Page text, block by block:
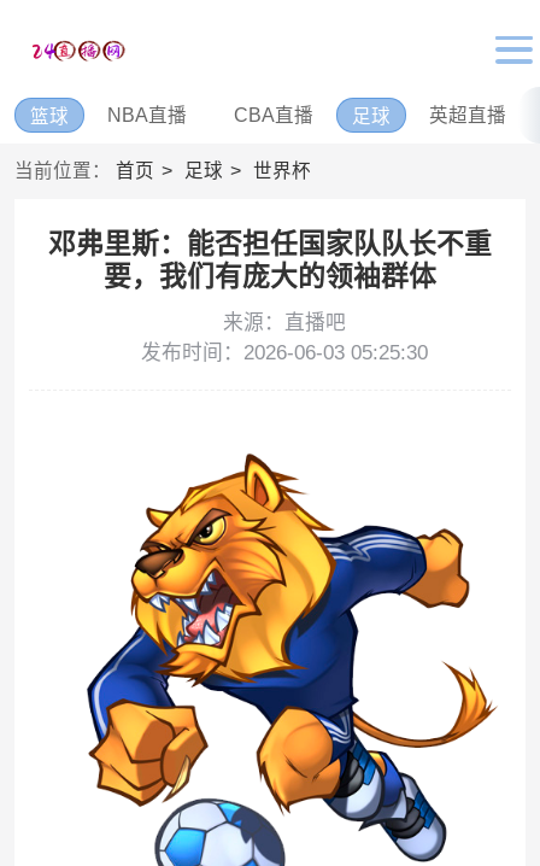
篮球 NBA直播 CBA直播 足球 英超直播
当前位置： 首页 足球 世界杯
邓弗里斯：能否担任国家队队长不重
要，我们有庞大的领袖群体
来源：直播吧
发布时间：2026-06-03 05:25:30